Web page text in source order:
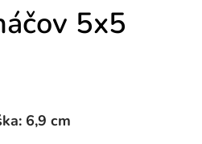
5x5
6,9 cm